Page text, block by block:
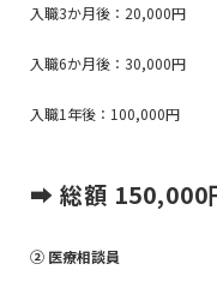
入職3か月後：20,000円
入職6か月後：30,000円
入職1年後：100,000円
➡ 総額 150,000
② 医療相談員